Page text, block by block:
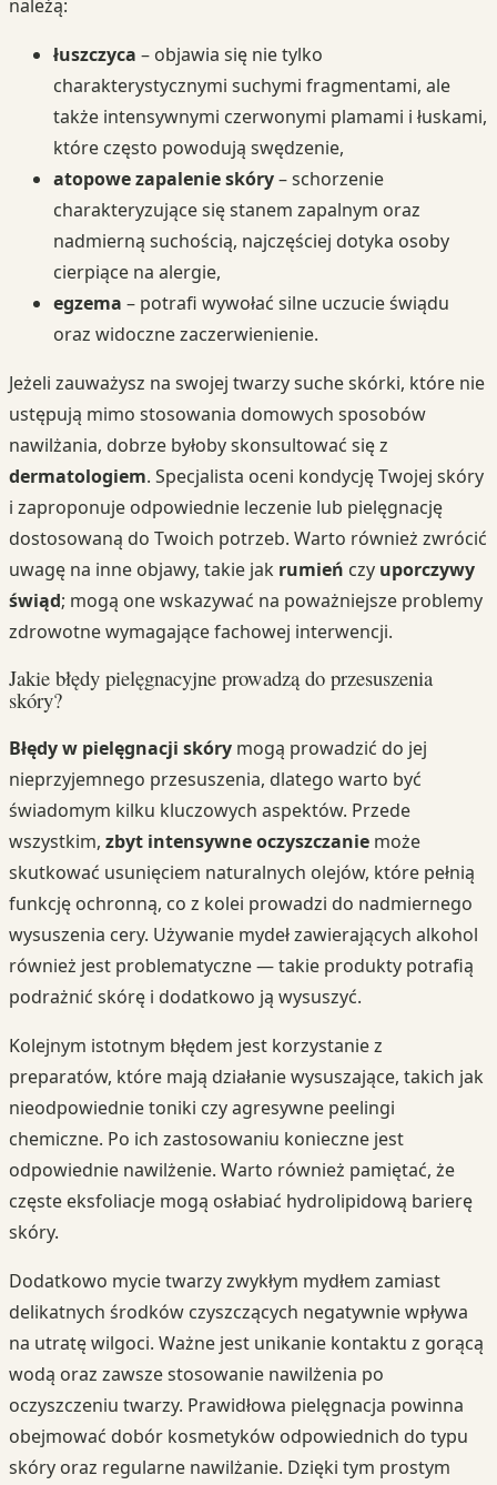
należą:
łuszczyca – objawia się nie tylko
charakterystycznymi suchymi fragmentami, ale
także intensywnymi czerwonymi plamami i łuskami,
które często powodują swędzenie,
atopowe zapalenie skóry– schorzenie
charakteryzujące się stanem zapalnym oraz
nadmierną suchością, najczęściej dotyka osoby
cierpiące na alergie,
egzema – potrafi wywołać silne uczucie świądu
oraz widoczne zaczerwienienie.
Jeżeli zauważysz na swojej twarzy suche skórki, które nie
ustępują mimo stosowania domowych sposobów
nawilżania, dobrze byłoby skonsultować się z
dermatologiem. Specjalista oceni kondycję Twojej skóry
i zaproponuje odpowiednie leczenie lub pielęgnację
dostosowaną do Twoich potrzeb. Warto również zwrócić
uwagę na inne objawy, takie jak rumień czy uporczywy
świąd; mogą one wskazywać na poważniejsze problemy
zdrowotne wymagające fachowej interwencji.
Jakie błędy pielęgnacyjne prowadzą do przesuszenia
skóry?
Błędy w pielęgnacji skóry mogą prowadzić do jej
nieprzyjemnego przesuszenia, dlatego warto być
świadomym kilku kluczowych aspektów. Przede
wszystkim, zbyt intensywne oczyszczanie może
skutkować usunięciem naturalnych olejów, które pełnią
funkcję ochronną, co z kolei prowadzi do nadmiernego
wysuszenia cery. Używanie mydeł zawierających alkohol
również jest problematyczne — takie produkty potrafią
podrażnić skórę i dodatkowo ją wysuszyć.
Kolejnym istotnym błędem jest korzystanie z
preparatów, które mają działanie wysuszające, takich jak
nieodpowiednie toniki czy agresywne peelingi
chemiczne. Po ich zastosowaniu konieczne jest
odpowiednie nawilżenie. Warto również pamiętać, że
częste eksfoliacje mogą osłabiać hydrolipidową barierę
skóry.
Dodatkowo mycie twarzy zwykłym mydłem zamiast
delikatnych środków czyszczących negatywnie wpływa
na utratę wilgoci. Ważne jest unikanie kontaktu z gorącą
wodą oraz zawsze stosowanie nawilżenia po
oczyszczeniu twarzy. Prawidłowa pielęgnacja powinna
obejmować dobór kosmetyków odpowiednich do typu
skóry oraz regularne nawilżanie. Dzięki tym prostym